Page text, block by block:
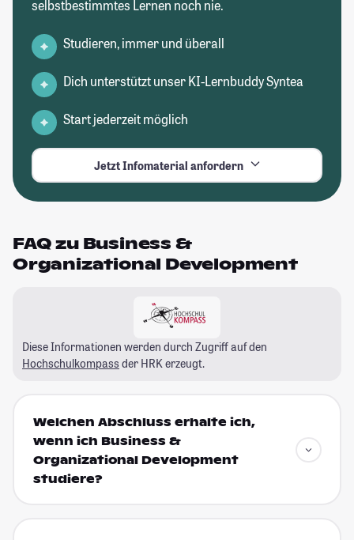
selbstbestimmtes Lernen noch nie.
Studieren, immer und überall
Dich unterstützt unser KI-Lernbuddy Syntea
Start jederzeit möglich
Jetzt Infomaterial anfordern
FAQ zu Business &
Organizational Development
Diese Informationen werden durch Zugriff auf den
Hochschulkompass der HRK erzeugt.
Welchen Abschluss erhalte ich,
wenn ich Business &
Organizational Development
studiere?